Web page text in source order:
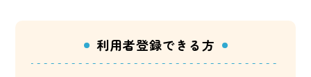
利用者登録できる方